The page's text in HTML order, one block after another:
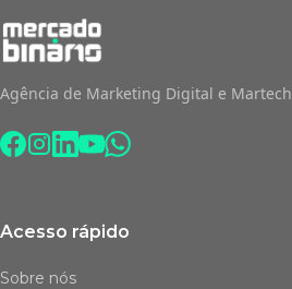
Agência de Marketing Digital e Martech
Acesso rápido
Sobre nós